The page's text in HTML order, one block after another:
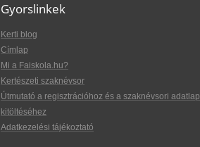
Gyorslinkek
Kerti blog
Címlap
Mi a Faiskola.hu?
Kertészeti szaknévsor
Útmutató a regisztrációhoz és a szaknévsori adatlap
kitöltéséhez
Adatkezelési tájékoztató